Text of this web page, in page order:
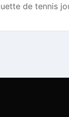
de tennis